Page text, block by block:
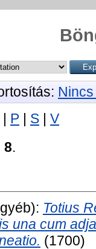
| P | S | V
8.
Totius
una cum
(1700)